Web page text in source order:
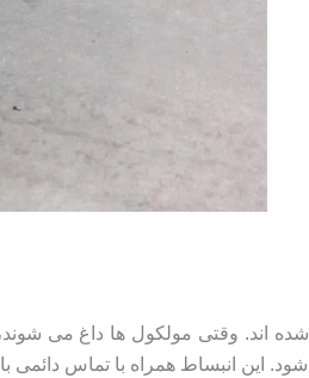
شده اند. وقتی مولکول ها داغ می
این انبساط همراه با تماس